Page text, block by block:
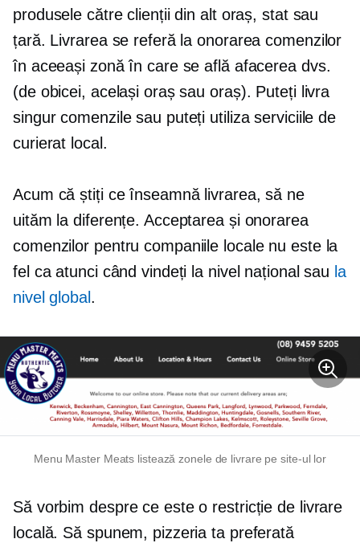
produsele către clienții din alt oraș, stat sau
țară. Livrarea se referă la onorarea comenzilor
în aceeași zonă în care se află afacerea dvs.
(de obicei, același oraș sau oraș). Puteți livra
singur comenzile sau puteți utiliza serviciile de
curierat local.
Acum că știți ce înseamnă livrarea, să ne
uităm la diferențe. Acceptarea și onorarea
comenzilor pentru companiile locale nu este la
fel ca atunci când vindeți la nivel național sau la
nivel global .
Menu Master Meats listează zonele de livrare pe site-ul lor
Să vorbim despre ce este o restricție de livrare
locală. Să spunem, pizzeria ta preferată